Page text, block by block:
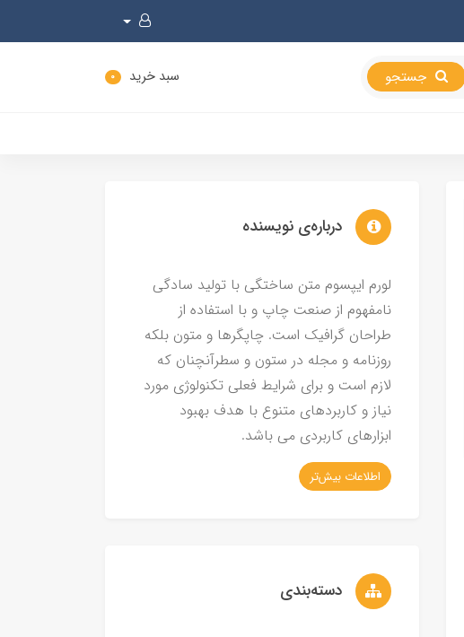
سبد خرید 0
درباره‌ی نویسنده
لورم ایپسوم متن ساختگی با تولید سادگی
نامفهوم از صنعت چاپ و با استفاده از
طراحان گرافیک است. چاپگرها و متون بلکه
روزنامه و مجله در ستون و سطرآنچنان که
لازم است و برای شرایط فعلی تکنولوژی مورد
نیاز و کاربردهای متنوع با هدف بهبود
ابزارهای کاربردی می باشد.
اطلاعات بیش‌تر
دسته‌بندی